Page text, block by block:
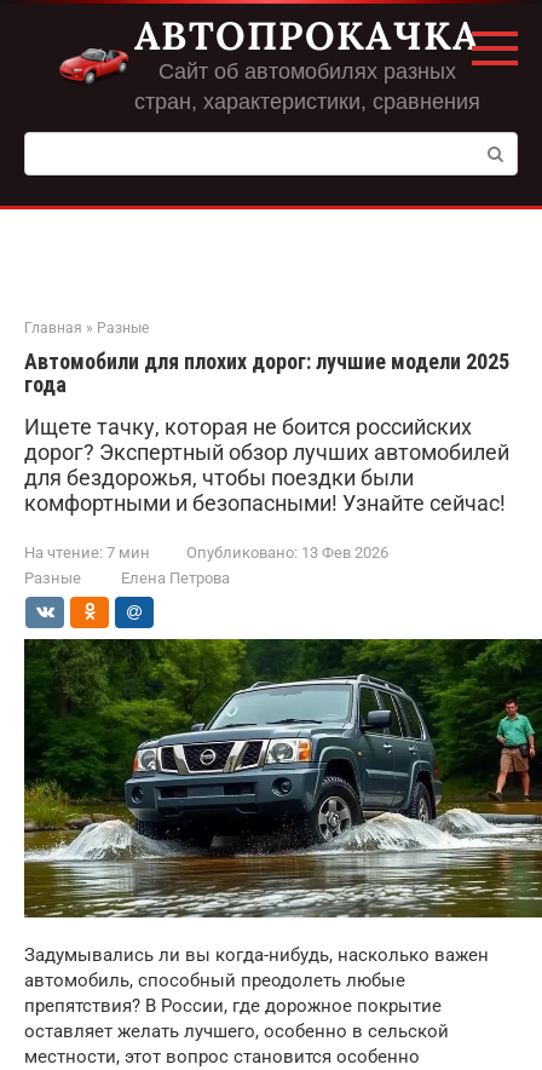
Перейти
контенту
АВТОПРОКАЧКА
Сайт об автомобилях разных
стран, характеристики, сравнения
Поиск:
Главная » Разные
Автомобили для плохих дорог: лучшие модели 2025
года
Ищете тачку, которая не боится российских
дорог? Экспертный обзор лучших автомобилей
для бездорожья, чтобы поездки были
комфортными и безопасными! Узнайте сейчас!
На чтение: 7 мин Опубликовано: 13 Фев 2026
Разные
Елена Петрова
Задумывались ли вы когда-нибудь, насколько важен
автомобиль, способный преодолеть любые
препятствия? В России, где дорожное покрытие
оставляет желать лучшего, особенно в сельской
местности, этот вопрос становится особенно